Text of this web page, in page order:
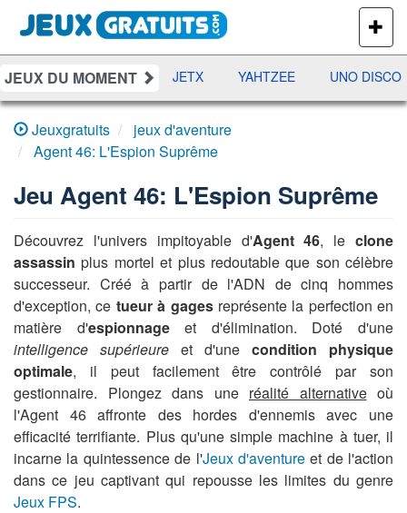
PLUS
DE
JEUX
JEUX DU MOMENT
DAMES RAMI JETX YAHTZEE UNO DISCO
Jeuxgratuits
jeux d'aventure
Agent 46: L'Espion Suprême
Jeu Agent 46: L'Espion Suprême
Découvrez l'univers impitoyable d'Agent 46, leclone
assassin plus mortel et plus redoutable que son célèbre
successeur. Créé à partir de l'ADN de cinq hommes
d'exception, ce tueur à gagesreprésente la perfection en
matière d'espionnageet d'élimination. Doté d'une
intelligence supérieure et d'une condition physique
optimale, il peut facilement être contrôlé par son
gestionnaire. Plongez dans une réalité alternativeoù
l'Agent 46 affronte des hordes d'ennemis avec une
efficacité terrifiante. Plus qu'une simple machine à tuer, il
incarne la quintessence de l'Jeux d'aventureet de l'action
dans ce jeu captivant qui repousse les limites du genre
Jeux FPS.